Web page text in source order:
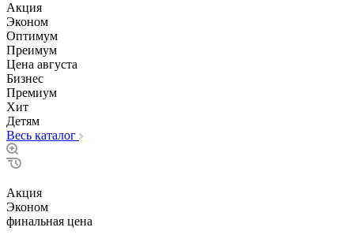
Акция
Эконом
Оптимум
Преимум
Цена августа
Бизнес
Премиум
Хит
Детям
Весь каталог
Акция
Эконом
финальная цена